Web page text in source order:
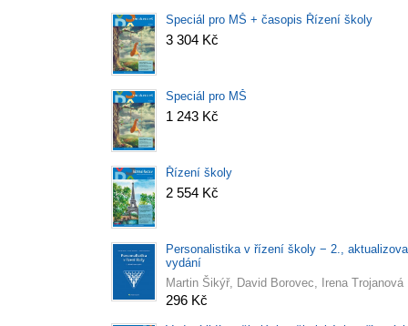
Speciál pro MŠ + časopis Řízení školy
3 304 Kč
Speciál pro MŠ
1 243 Kč
Řízení školy
2 554 Kč
Personalistika v řízení školy − 2.,
vydání
Martin Šikýř, David Borovec, Irena Trojanová
296 Kč